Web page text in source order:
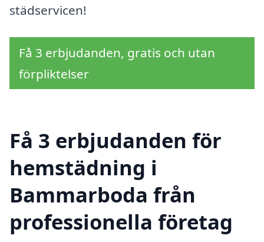
städservicen!
Få 3 erbjudanden, gratis och utan
förpliktelser
Få 3 erbjudanden för
hemstädning i
Bammarboda från
professionella företag